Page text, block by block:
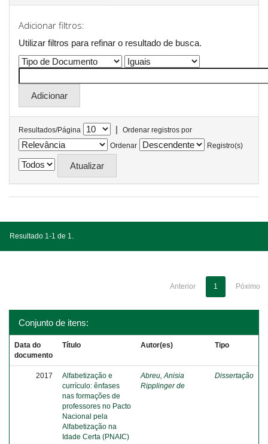
Adicionar filtros:
Utilizar filtros para refinar o resultado de busca.
Resultados/Página |
Ordenar registros por
Ordenar
Registro(s)
Resultado 1-1 de 1.
Anterior 1 Póximo
Conjunto de itens:
Data do
documento
Título Autor(es) Tipo
2017
Alfabetização e
currículo: ênfases
nas formações de
professores no Pacto
Nacional pela
Alfabetização na
Idade Certa (PNAIC)
Abreu, Anisia
Ripplinger de
Dissertação